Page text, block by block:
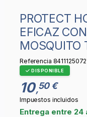
PROTECT HOME - INSECTICIDA
EFICAZ
MOSQUITO
Referencia
DISPONIBLE
10,50 €
Impuestos incluidos
Entrega entre 24